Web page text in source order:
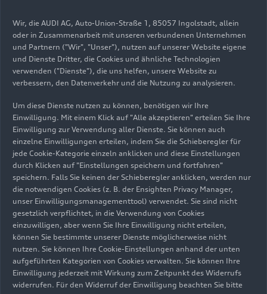
„Das neue Top-Modell der A5-Baureihe ist unser
erster Hochleistungs-Plug-in-Hybrid. Mit unserem
neu entwickelten Antriebsstrangquattromit
elektromechanisches Torque Vectoring im
Hinterachsgetriebe weltweit erstmals in
Großserie ein. Das technisch ausgefeilte
Zusammenspiel von Verbrenner- und
Elektroantrieb vereint Performance und Effizienz
wie nie zuvor bei Audi. Kundinnen und Kunden
erleben so beides: maximale Sportlichkeit und
Komfort im Alltag“, erklärt Audi CEO Gernot
Döllner. Rolf Michl, Geschäftsführer der Audi
Sport GmbH, ergänzt: „DerRS 5mit seinem
innovativen Antriebskonzept markiert den Beginn
eines neuen Zeitalters der RS-Modelle. Dabei
bringen wir die von unseren Kunden geschätzten
Wir, die AUDI AG, Auto-Union-Straße 1, 85057 Ingolstadt, allein
oder in Zusammenarbeit mit unseren verbundenen Unternehmen
und Partnern ("Wir", "Unser"), nutzen auf unserer Website eigene
und Dienste Dritter, die Cookies und ähnliche Technologien
verwenden ("Dienste"), die uns helfen, unsere Website zu
verbessern, den Datenverkehr und die Nutzung zu analysieren.
Um diese Dienste nutzen zu können, benötigen wir Ihre
Einwilligung. Mit einem Klick auf "Alle akzeptieren" erteilen Sie Ihre
Einwilligung zur Verwendung aller Dienste. Sie können auch
einzelne Einwilligungen erteilen, indem Sie die Schieberegler für
jede Cookie-Kategorie einzeln anklicken und diese Einstellungen
durch Klicken auf "Einstellungen speichern und fortfahren"
speichern. Falls Sie keinen der Schieberegler anklicken, werden nur
die notwendigen Cookies (z. B. der Ensighten Privacy Manager,
unser Einwilligungsmanagementtool) verwendet. Sie sind nicht
gesetzlich verpflichtet, in die Verwendung von Cookies
einzuwilligen, aber wenn Sie Ihre Einwilligung nicht erteilen,
können Sie bestimmte unserer Dienste möglicherweise nicht
nutzen. Sie können Ihre Cookie-Einstellungen anhand der unten
aufgeführten Kategorien von Cookies verwalten. Sie können Ihre
Einwilligung jederzeit mit Wirkung zum Zeitpunkt des Widerrufs
widerrufen. Für den Widerruf der Einwilligung beachten Sie bitte